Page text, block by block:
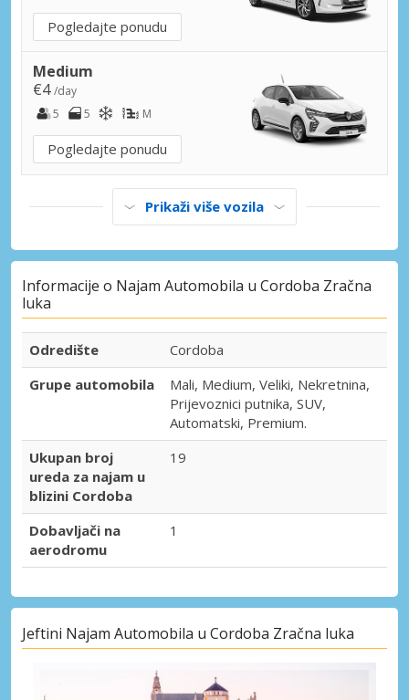
Pogledajte ponudu
Medium
€4/day
5
5 M
Pogledajte ponudu
Prikaži više vozila
Informacije o Najam Automobila u Cordoba Zračna
luka
Odredište
Cordoba
Grupe automobila
Mali, Medium, Veliki, Nekretnina,
Prijevoznici putnika, SUV,
Automatski, Premium.
Ukupan broj
ureda za najam u
blizini Cordoba
19
Dobavljači na
aerodromu
1
Jeftini Najam Automobila u Cordoba Zračna luka